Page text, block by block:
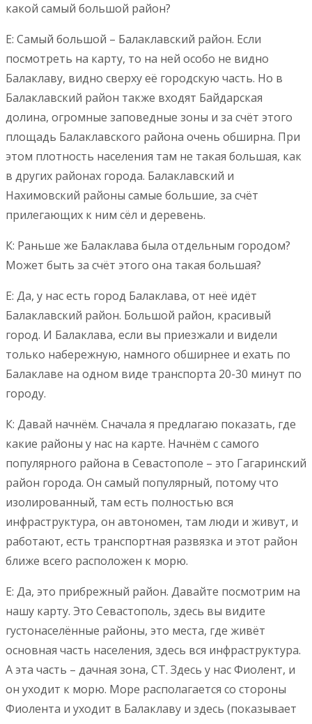
какой самый большой район?
Е: Самый большой – Балаклавский район. Если
посмотреть на карту, то на ней особо не видно
Балаклаву, видно сверху её городскую часть. Но в
Балаклавский район также входят Байдарская
долина, огромные заповедные зоны и за счёт этого
площадь Балаклавского района очень обширна. При
этом плотность населения там не такая большая, как
в других районах города. Балаклавский и
Нахимовский районы самые большие, за счёт
прилегающих к ним сёл и деревень.
К: Раньше же Балаклава была отдельным городом?
Может быть за счёт этого она такая большая?
Е: Да, у нас есть город Балаклава, от неё идёт
Балаклавский район. Большой район, красивый
город. И Балаклава, если вы приезжали и видели
только набережную, намного обширнее и ехать по
Балаклаве на одном виде транспорта 20-30 минут по
городу.
К: Давай начнём. Сначала я предлагаю показать, где
какие районы у нас на карте. Начнём с самого
популярного района в Севастополе – это Гагаринский
район города. Он самый популярный, потому что
изолированный, там есть полностью вся
инфраструктура, он автономен, там люди и живут, и
работают, есть транспортная развязка и этот район
ближе всего расположен к морю.
Е: Да, это прибрежный район. Давайте посмотрим на
нашу карту. Это Севастополь, здесь вы видите
густонаселённые районы, это места, где живёт
основная часть населения, здесь вся инфраструктура.
А эта часть – дачная зона, СТ. Здесь у нас Фиолент, и
он уходит к морю. Море располагается со стороны
Фиолента и уходит в Балаклаву и здесь (показывает